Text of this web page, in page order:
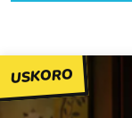
USKORO